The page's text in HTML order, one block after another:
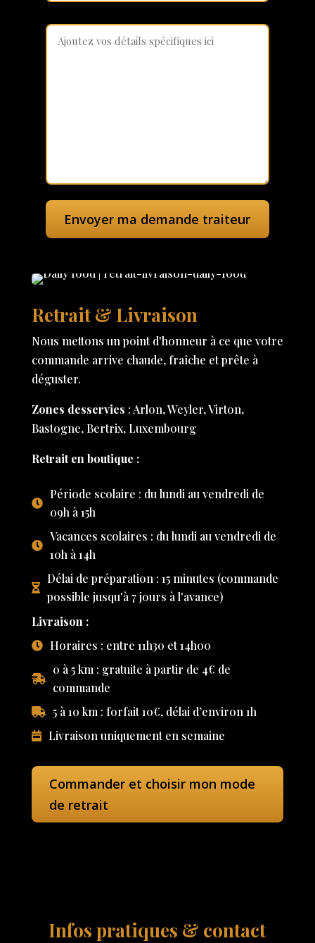
Retrait & Livraison
Nous mettons un point d'honneur à ce que votre
commande arrive chaude, fraîche et prête à
déguster.
Zones desservies : Arlon, Weyler, Virton,
Bastogne, Bertrix, Luxembourg
Retrait en boutique :
Période scolaire : du lundi au vendredi de
09h à 15h
Vacances scolaires : du lundi au vendredi de
10h à 14h
Délai de préparation : 15 minutes (commande
possible jusqu'à 7 jours à l'avance)
Livraison :
Horaires : entre 11h30 et 14h00
0 à 5 km : gratuite à partir de 4€ de
commande
5 à 10 km : forfait 10€, délai d’environ 1h
Livraison uniquement en semaine
Commander et choisir mon mode
de retrait
Infos pratiques & contact